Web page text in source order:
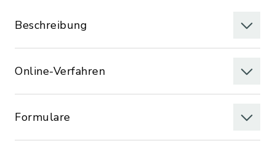
Beschreibung
Online-Verfahren
Formulare